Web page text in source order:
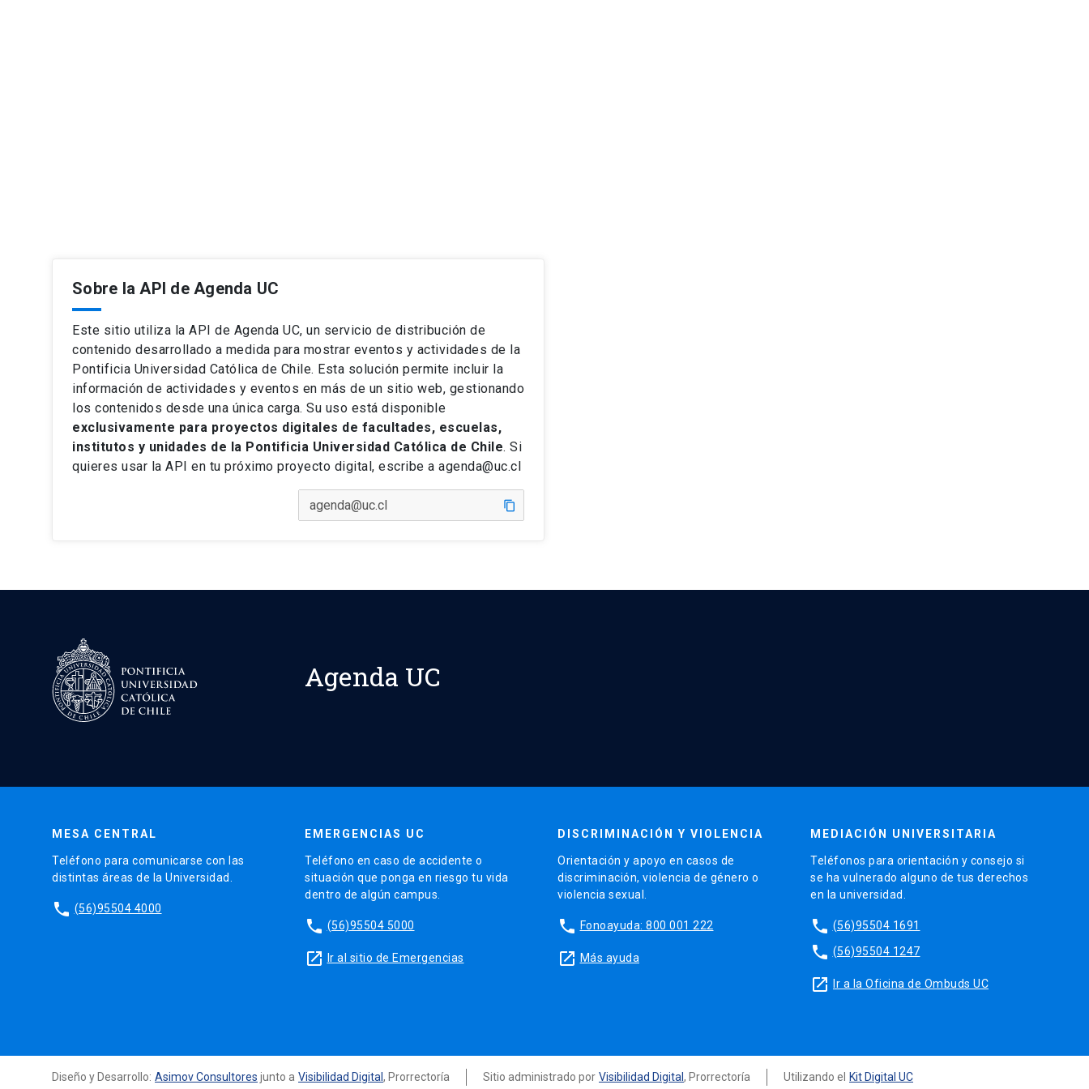
Sobre la API de Agenda UC
Este sitio utiliza la API de Agenda UC, un servicio de distribución de
contenido desarrollado a medida para mostrar eventos y actividades de la
Pontificia Universidad Católica de Chile. Esta solución permite incluir la
información de actividades y eventos en más de un sitio web, gestionando
los contenidos desde una única carga. Su uso está disponible
exclusivamente para proyectos digitales de facultades, escuelas,
institutos y unidades de la Pontificia Universidad Católica de Chile. Si
quieres usar la API en tu próximo proyecto digital, escribe a agenda@uc.cl
content_copy
Agenda UC
MESA CENTRAL
Teléfono para comunicarse con las
distintas áreas de la Universidad.
phone (56)95504 4000
EMERGENCIAS UC
Teléfono en caso de accidente o
situación que ponga en riesgo tu vida
dentro de algún campus.
phone (56)95504 5000
launch Ir al sitio de Emergencias
DISCRIMINACIÓN Y VIOLENCIA
Orientación y apoyo en casos de
discriminación, violencia de género o
violencia sexual.
phone Fonoayuda: 800 001 222
launch Más ayuda
MEDIACIÓN UNIVERSITARIA
Teléfonos para orientación y consejo si
se ha vulnerado alguno de tus derechos
en la universidad.
phone (56)95504 1691
phone (56)95504 1247
launch Ir a la Oficina de Ombuds UC
Diseño y Desarrollo: Asimov Consultores junto a Visibilidad Digital , Prorrectoría Sitio administrado por Visibilidad Digital , Prorrectoría Utilizando el Kit Digital UC